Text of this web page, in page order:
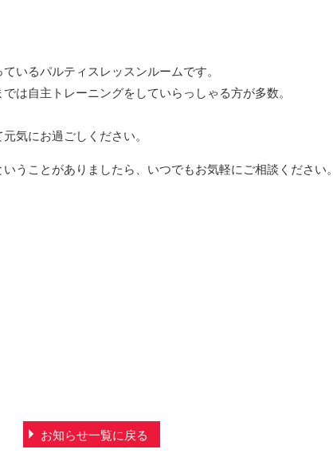
いるパルティスレッスンルームです。
は自主トレーニングをしていらっしゃる方が多数。
気にお過ごしください。
うことがありましたら、いつでもお気軽にご相談ください。
お知らせ一覧に戻る